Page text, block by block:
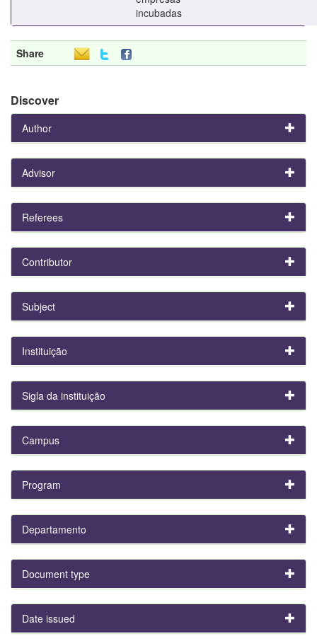
incubadas
Share
Discover
Author
Advisor
Referees
Contributor
Subject
Instituição
Sigla da instituição
Campus
Program
Departamento
Document type
Date issued